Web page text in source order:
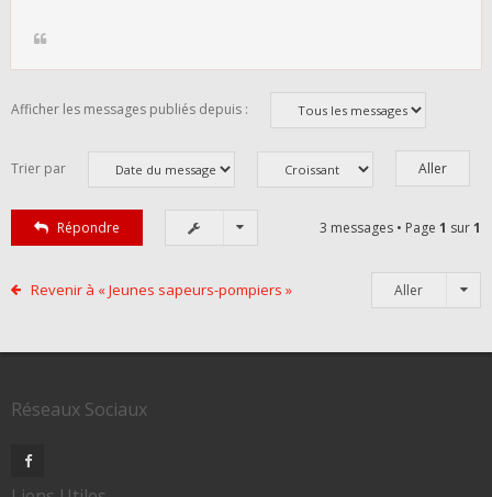
Afficher les messages publiés depuis :
Trier par
Répondre 3 messages • Page 1 sur1
Revenir à « Jeunes sapeurs-pompiers » Aller
Réseaux Sociaux